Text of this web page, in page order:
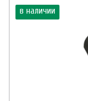
в наличии